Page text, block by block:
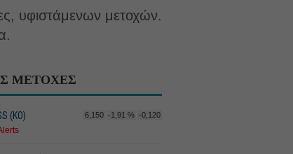
υφιστάμενων μετοχών.
ΜΕΤΟΧΕΣ
(ΚΟ) 6,150 -1,91 % -0,120